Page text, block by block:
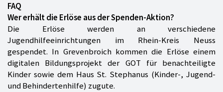
FAQ
Wer erhält die Erlöse aus der Spenden-Aktion?
Die Erlöse werden an verschiedene
Jugendhilfeeinrichtungen im Rhein-Kreis Neuss
gespendet. In Grevenbroich kommen die Erlöse einem
digitalen Bildungsprojekt der GOT für benachteiligte
Kinder sowie dem Haus St. Stephanus (Kinder-, Jugend-
und Behindertenhilfe) zugute.